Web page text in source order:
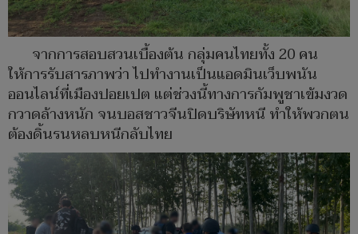
จากการสอบสวนเบื้องต้น กลุ่มคนไทยทั้ง 20 คน
ให้การรับสารภาพว่า ไปทำงานเป็นแอดมินเว็บพนัน
ออนไลน์ที่เมืองปอยเปต แต่ช่วงนี้ทางการกัมพูชาเข้มงวด
กวาดล้างหนัก จนบอสชาวจีนปิดบริษัทหนี ทำให้พวกตน
ต้องดิ้นรนหลบหนีกลับไทย